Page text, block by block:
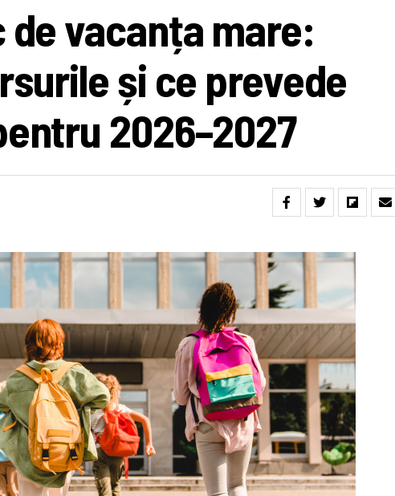
vacanța mare:
și ce prevede
2026–2027